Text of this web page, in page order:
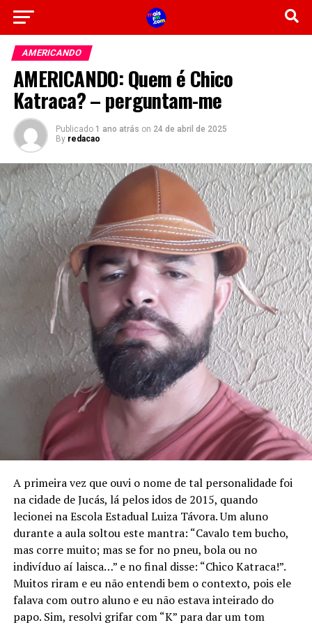
AMERICANDO
AMERICANDO: Quem é Chico
Katraca? – perguntam-me
Publicado 1 ano atrás on 24 de abril de 2025
By redacao
A primeira vez que ouvi o nome de tal personalidade foi
na cidade de Jucás, lá pelos idos de 2015, quando
lecionei na Escola Estadual Luiza Távora. Um aluno
durante a aula soltou este mantra: “Cavalo tem bucho,
mas corre muito; mas se for no pneu, bola ou no
indivíduo aí laisca…” e no final disse: “Chico Katraca!”.
Muitos riram e eu não entendi bem o contexto, pois ele
falava com outro aluno e eu não estava inteirado do
papo. Sim, resolvi grifar com “K” para dar um tom